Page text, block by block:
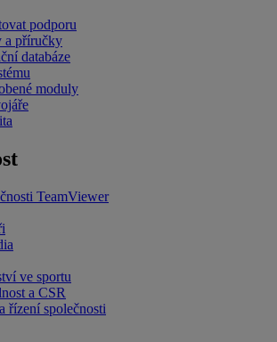
podporu
a příručky
databáze
moduly
TeamViewer
ve sportu
a CSR
řízení společnosti